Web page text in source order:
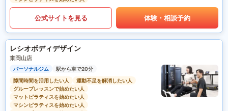
公式サイトを見る 体験・相談予約
レシオボディデザイン
東岡山店
パーソナルジム
駅から車で20分
隙間時間を活用したい人
運動不足を解消したい人
グループレッスンで始めたい人
マットピラティスを始めたい人
マシンピラティスを始めたい人